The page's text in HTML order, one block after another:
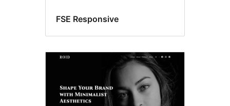
FSE Responsive